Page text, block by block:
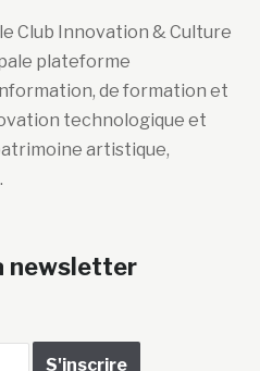
Club Innovation & Culture
plateforme
de formation et
technologique et
artistique,
newsletter